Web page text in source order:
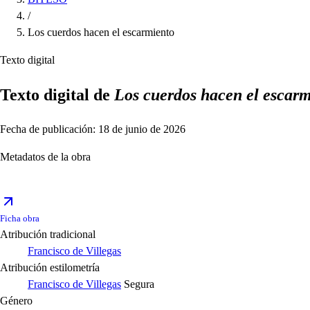
/
Los cuerdos hacen el escarmiento
Texto digital
Texto digital de Los cuerdos hacen el
Fecha de publicación: 18 de junio de 2026
Metadatos de la obra
Ficha obra
Atribución tradicional
Francisco de Villegas
Atribución estilometría
Francisco de Villegas Segura
Género